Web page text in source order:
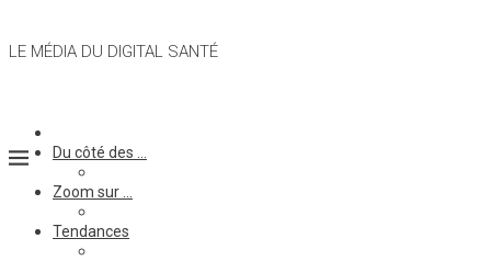
LE MÉDIA DU DIGITAL SANTÉ
Du côté des …
Zoom sur …
Tendances